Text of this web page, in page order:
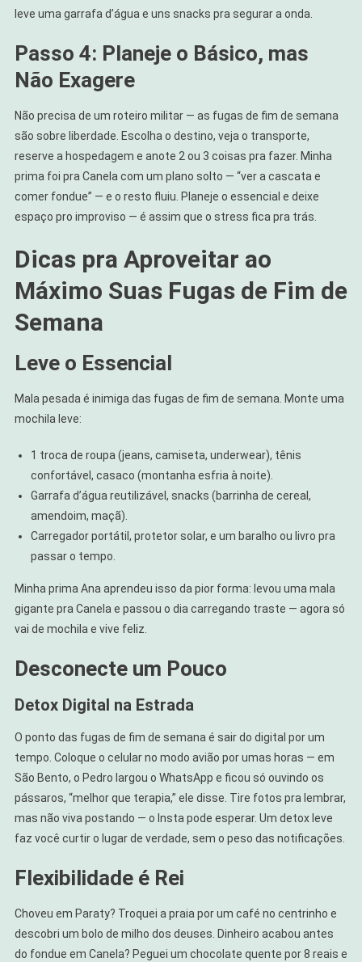
leve uma garrafa d’água e uns snacks pra segurar a onda.
Passo 4: Planeje o Básico, mas
Não Exagere
Não precisa de um roteiro militar — as fugas de fim de semana
são sobre liberdade. Escolha o destino, veja o transporte,
reserve a hospedagem e anote 2 ou 3 coisas pra fazer. Minha
prima foi pra Canela com um plano solto — “ver a cascata e
comer fondue” — e o resto fluiu. Planeje o essencial e deixe
espaço pro improviso — é assim que o stress fica pra trás.
Dicas pra Aproveitar ao
Máximo Suas Fugas de Fim de
Semana
Leve o Essencial
Mala pesada é inimiga das fugas de fim de semana. Monte uma
mochila leve:
1 troca de roupa (jeans, camiseta, underwear), tênis
confortável, casaco (montanha esfria à noite).
Garrafa d’água reutilizável, snacks (barrinha de cereal,
amendoim, maçã).
Carregador portátil, protetor solar, e um baralho ou livro pra
passar o tempo.
Minha prima Ana aprendeu isso da pior forma: levou uma mala
gigante pra Canela e passou o dia carregando traste — agora só
vai de mochila e vive feliz.
Desconecte um Pouco
Detox Digital na Estrada
O ponto das fugas de fim de semana é sair do digital por um
tempo. Coloque o celular no modo avião por umas horas — em
São Bento, o Pedro largou o WhatsApp e ficou só ouvindo os
pássaros, “melhor que terapia,” ele disse. Tire fotos pra lembrar,
mas não viva postando — o Insta pode esperar. Um detox leve
faz você curtir o lugar de verdade, sem o peso das notificações.
Flexibilidade é Rei
Choveu em Paraty? Troquei a praia por um café no centrinho e
descobri um bolo de milho dos deuses. Dinheiro acabou antes
do fondue em Canela? Peguei um chocolate quente por 8 reais e